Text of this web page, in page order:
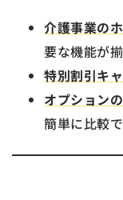
介護事業の
要な機能が
特別割引キ
オプション
簡単に比較